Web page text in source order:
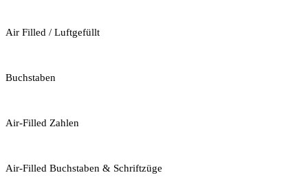
Air Filled / Luftgefüllt
Buchstaben
Air-Filled Zahlen
Air-Filled Buchstaben & Schriftzüge